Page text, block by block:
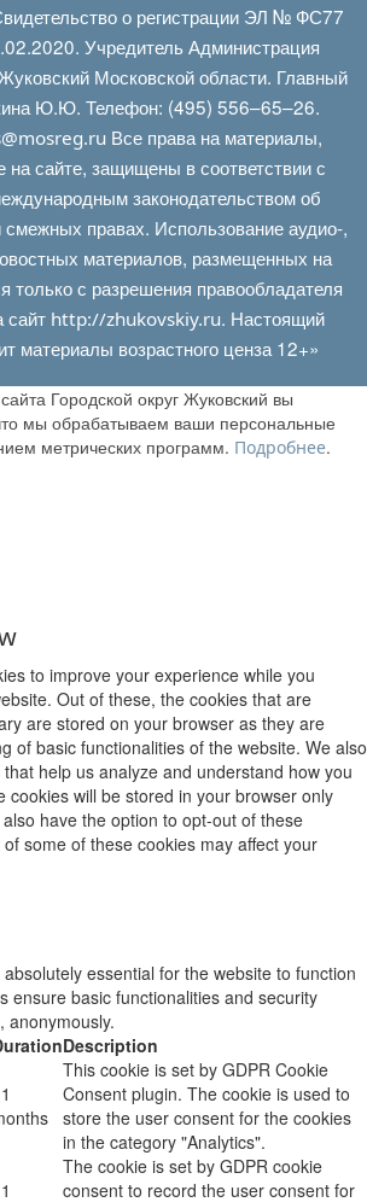
о регистрации ЭЛ № ФС77
Учредитель Администрация
Жуковский Московской области. Главный
Ю.Ю. Телефон: (495) 556–65–26.
Все права на материалы,
на сайте, защищены в соответствии с
законодательством об
смежных правах. Использование аудио-,
материалов, размещенных на
только с разрешения правообладателя
сайт http://zhukovskiy.ru. Настоящий
материалы возрастного ценза 12+»
Городской округ Жуковский вы
мы обрабатываем ваши персональные
метрических программ. Подробнее.
to improve your experience while you
Out of these, the cookies that are
are stored on your browser as they are
of basic functionalities of the website. We also
help us analyze and understand how you
cookies will be stored in your browser only
have the option to opt-out of these
some of these cookies may affect your
essential for the website to function
ensure basic functionalities and security
anonymously.
Description
This cookie is set by GDPR Cookie
Consent plugin. The cookie is used to
store the user consent for the cookies
in the category "Analytics".
The cookie is set by GDPR cookie
consent to record the user consent for